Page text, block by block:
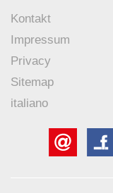
Kontakt
Impressum
Privacy
Sitemap
italiano